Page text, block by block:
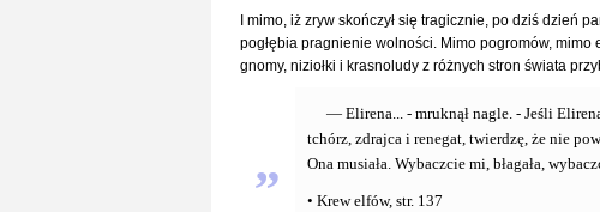
I mimo, iż zryw skończył się tragicznie, po dziś dzień
pogłębia pragnienie wolności. Mimo pogromów,
gnomy, niziołki i krasnoludy z różnych stron świata
„
— Elirena... - mruknął nagle. - Jeśli
tchórz, zdrajca i renegat, twierdzę, że nie
Ona musiała. Wybaczcie mi, błagała,
• Krew elfów, str. 137